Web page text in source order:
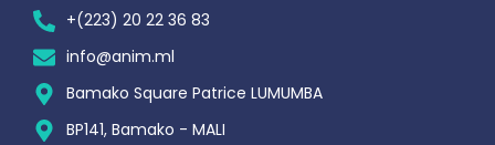
+(223) 20 22 36 83
info@anim.ml
Bamako Square Patrice LUMUMBA
BP141, Bamako - MALI